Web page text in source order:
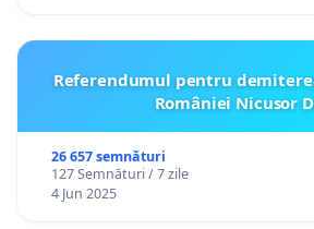
Referendumul pentru
României Nicusor
26 657 semnături
127 Semnături / 7 zile
4 Jun 2025